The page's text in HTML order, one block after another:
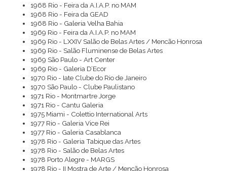
1968 Rio - Feira da A.I.A.P. no MAM
1968 Rio - Feira da GEAD
1968 Rio - Galeria Velha Bahia
1969 Rio - Feira da A.I.A.P. no MAM
1969 Rio - LXXIV Salão de Belas Artes / Mencão Honrosa
1969 Rio - Salão Fluminense de Belas Artes
1969 São Paulo - Art Center
1969 Rio - Galeria D’Ecor
1970 Rio - Iate Clube do Rio de Janeiro
1970 São Paulo - Clube Paulistano
1971 Rio - Montmartre Jorge
1971 Rio - Cantu Galeria
1975 Miami - Colettio International Arts
1977 Rio - Galeria Vice Rei
1977 Rio - Galeria Casablanca
1978 Rio - Galeria Tabique das Artes
1978 Rio - Salão de Belas Artes
1978 Porto Alegre - MARGS
1978 Rio - II Mostra de Arte / Menção Honrosa